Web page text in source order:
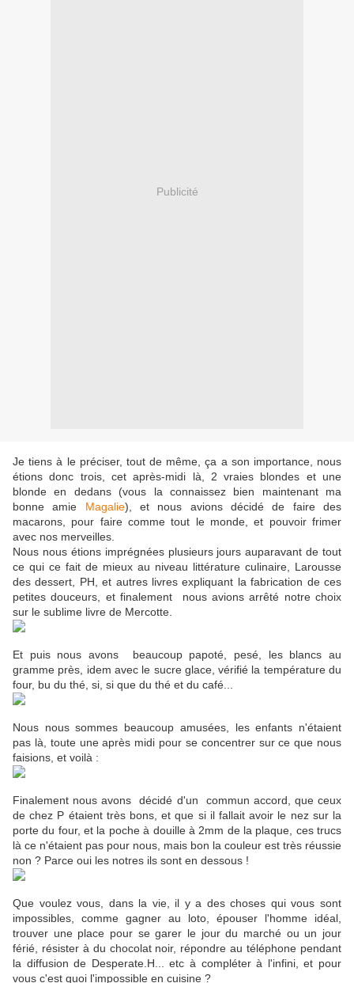
Publicité
Je tiens à le préciser, tout de même, ça a son importance, nous
étions donc trois, cet après-midi là, 2 vraies blondes et une
blonde en dedans (vous la connaissez bien maintenant ma
bonne amie Magalie), et nous avions décidé de faire des
macarons, pour faire comme tout le monde, et pouvoir frimer
avec nos merveilles.
Nous nous étions imprégnées plusieurs jours auparavant de tout
ce qui ce fait de mieux au niveau littérature culinaire, Larousse
des dessert, PH, et autres livres expliquant la fabrication de ces
petites douceurs, et finalement nous avions arrêté notre choix
sur le sublime livre de Mercotte.
Et puis nous avons beaucoup papoté, pesé, les blancs au
gramme près, idem avec le sucre glace, vérifié la température du
four, bu du thé, si, si que du thé et du café...
Nous nous sommes beaucoup amusées, les enfants n'étaient
pas là, toute une après midi pour se concentrer sur ce que nous
faisions, et voilà :
Finalement nous avons décidé d'un commun accord, que ceux
de chez P étaient très bons, et que si il fallait avoir le nez sur la
porte du four, et la poche à douille à 2mm de la plaque, ces trucs
là ce n'étaient pas pour nous, mais bon la couleur est très réussie
non ? Parce oui les notres ils sont en dessous !
Que voulez vous, dans la vie, il y a des choses qui vous sont
impossibles, comme gagner au loto, épouser l'homme idéal,
trouver une place pour se garer le jour du marché ou un jour
férié, résister à du chocolat noir, répondre au téléphone pendant
la diffusion de Desperate.H... etc à compléter à l'infini, et pour
vous c'est quoi l'impossible en cuisine ?